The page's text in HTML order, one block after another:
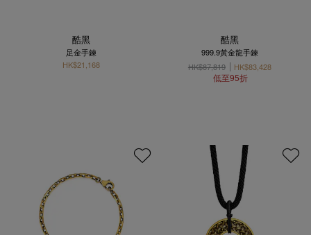
酷黑
足金手鍊
HK$21,168
酷黑
999.9黃金龍手鍊
HK$87,819
HK$83,428
低至95折